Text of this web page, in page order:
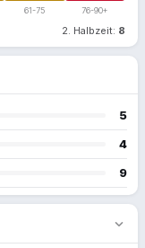
61-75 76-90+
2. Halbzeit: 8
5
4
9
expand_more